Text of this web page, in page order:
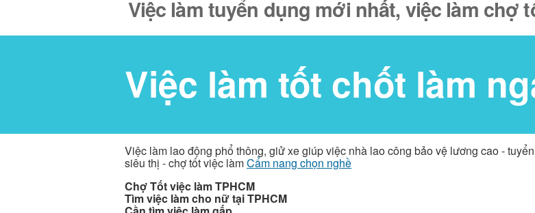
Việc làm tuyển dụng mới nhất, việc làm chợ
Việc làm tốt chốt làm
Việc làm lao động phổ thông, giử xe giúp việc nhà lao công bảo vệ lương cao -
siêu thị - chợ tốt việc làmCẩm nang chọn nghề
Chợ Tốt việc làm TPHCM
Tìm việc làm cho nữ tại TPHCM